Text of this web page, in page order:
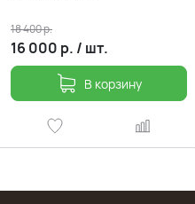
16 000 р. / шт.
18 400р.
В корзину